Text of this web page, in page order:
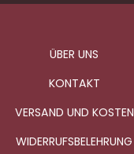
ÜBER UNS
KONTAKT
VERSAND UND KOSTEN
WIDERRUFSBELEHRUNG